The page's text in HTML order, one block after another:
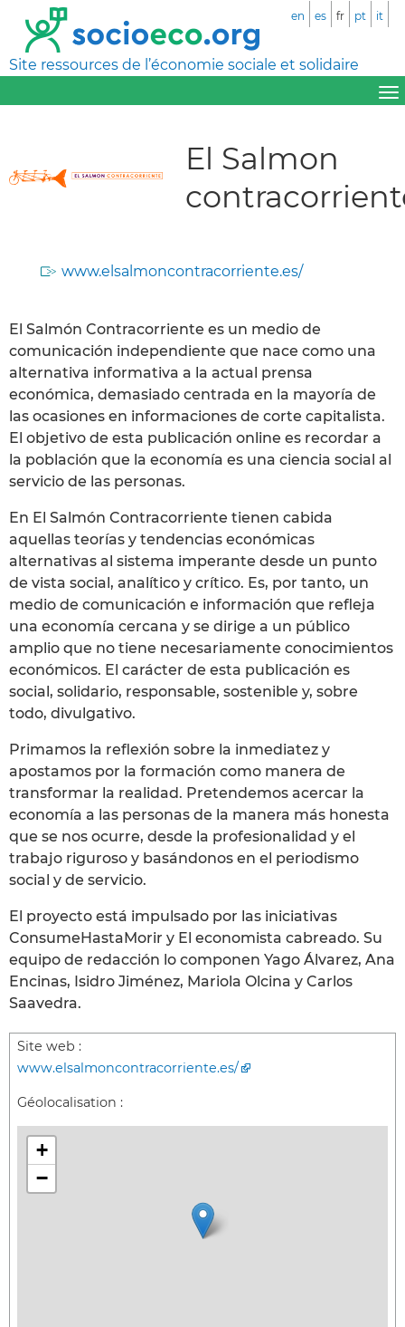
Site ressources de l’économie sociale et solidaire
en es fr pt it
El Salmon
www.elsalmoncontracorriente.es/
El Salmón Contracorriente es un medio de
comunicación independiente que nace como una
alternativa informativa a la actual prensa
económica, demasiado centrada en la mayoría de
las ocasiones en informaciones de corte capitalista.
El objetivo de esta publicación online es recordar a
la población que la economía es una ciencia social al
servicio de las personas.
En El Salmón Contracorriente tienen cabida
aquellas teorías y tendencias económicas
alternativas al sistema imperante desde un punto
de vista social, analítico y crítico. Es, por tanto, un
medio de comunicación e información que refleja
una economía cercana y se dirige a un público
amplio que no tiene necesariamente conocimientos
económicos. El carácter de esta publicación es
social, solidario, responsable, sostenible y, sobre
todo, divulgativo.
Primamos la reflexión sobre la inmediatez y
apostamos por la formación como manera de
transformar la realidad. Pretendemos acercar la
economía a las personas de la manera más honesta
que se nos ocurre, desde la profesionalidad y el
trabajo riguroso y basándonos en el periodismo
social y de servicio.
El proyecto está impulsado por las iniciativas
ConsumeHastaMorir y El economista cabreado. Su
equipo de redacción lo componen Yago Álvarez, Ana
Encinas, Isidro Jiménez, Mariola Olcina y Carlos
Saavedra.
Site web :
www.elsalmoncontracorriente.es/
Géolocalisation :
+
−